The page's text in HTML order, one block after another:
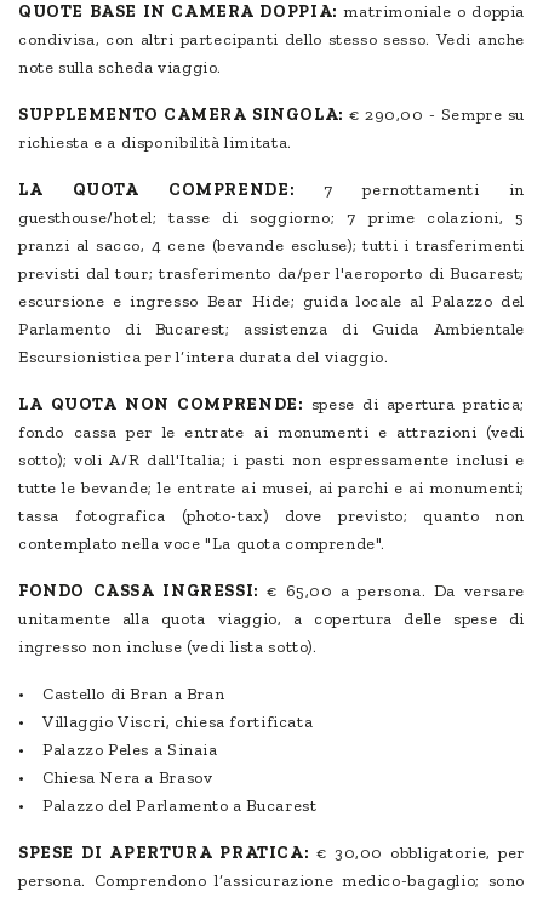
QUOTE BASE IN CAMERA DOPPIA: matrimoniale o doppia
condivisa, con altri partecipanti dello stesso sesso. Vedi anche
note sulla scheda viaggio.
SUPPLEMENTO CAMERA SINGOLA: € 290,00 - Sempre su
richiesta e a disponibilità limitata.
LA QUOTA COMPRENDE: 7 pernottamenti in
guesthouse/hotel; tasse di soggiorno; 7 prime colazioni, 5
pranzi al sacco, 4 cene (bevande escluse); tutti i trasferimenti
previsti dal tour; trasferimento da/per l'aeroporto di Bucarest;
escursione e ingresso Bear Hide; guida locale al Palazzo del
Parlamento di Bucarest; assistenza di Guida Ambientale
Escursionistica per l’intera durata del viaggio.
LA QUOTA NON COMPRENDE: spese di apertura pratica;
fondo cassa per le entrate ai monumenti e attrazioni (vedi
sotto); voli A/R dall'Italia; i pasti non espressamente inclusi e
tutte le bevande; le entrate ai musei, ai parchi e ai monumenti;
tassa fotografica (photo-tax) dove previsto; quanto non
contemplato nella voce "La quota comprende".
FONDO CASSA INGRESSI:€ 65,00 a persona. Da versare
unitamente alla quota viaggio, a copertura delle spese di
ingresso non incluse (vedi lista sotto).
• Castello di Bran a Bran
• Villaggio Viscri, chiesa fortificata
• Palazzo Peles a Sinaia
• Chiesa Nera a Brasov
• Palazzo del Parlamento a Bucarest
SPESE DI APERTURA PRATICA: € 30,00 obbligatorie, per
persona. Comprendono l’assicurazione medico-bagaglio; sono